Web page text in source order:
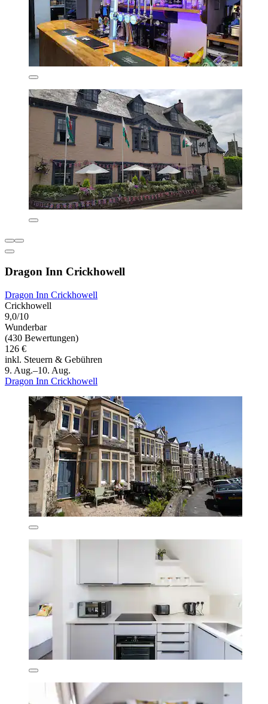
Dragon Inn Crickhowell
Dragon Inn Crickhowell
Crickhowell
9,0/10
Wunderbar
(430 Bewertungen)
126 €
inkl. Steuern & Gebühren
9. Aug.–10. Aug.
Dragon Inn Crickhowell